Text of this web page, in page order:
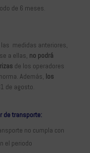
de 6 meses.
las medidas anteriores,
a ellas, no podrá
de los operadores
Además, los
de agosto.
de transporte:
no cumpla con
el periodo